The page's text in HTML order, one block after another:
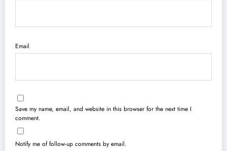
Email
Save my name, email, and website in this browser for the next time I
comment.
Notify me of follow-up comments by email.